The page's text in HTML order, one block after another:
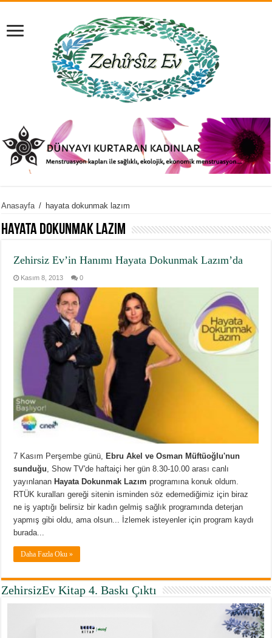
Anasayfa / hayata dokunmak lazım
hayata dokunmak lazım
Zehirsiz Ev’in Hanımı Hayata Dokunmak Lazım’da
Kasım 8, 2013 0
7 Kasım Perşembe günü,Ebru Akel ve Osman Müftüoğlu'nun
sunduğu , Show TV'de haftaiçi her gün 8.30-10.00 arası canlı
yayınlananHayata Dokunmak Lazım programına konuk oldum.
RTÜK kuralları gereği sitenin isminden söz edemediğimiz için biraz
ne iş yaptığı belirsiz bir kadın gelmiş sağlık programında deterjan
yapmış gibi oldu, ama olsun... İzlemek isteyenler için program kaydı
burada...
Daha Fazla Oku »
ZehirsizEv Kitap 4. Baskı Çıktı